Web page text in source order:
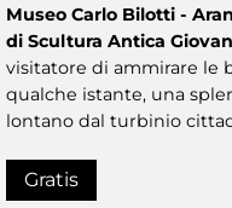
Museo Carlo Bilotti -
di Scultura Antica
visitatore di ammirare le
qualche istante, una
lontano dal turbinio
Gratis